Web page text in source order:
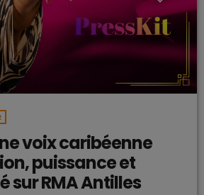
voix caribéenne
puissance et
sur RMA Antilles